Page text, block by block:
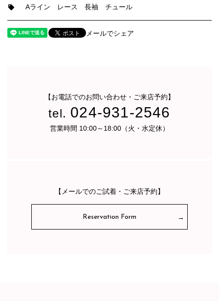
Aライン
レース 長袖 チュール
メールでシェア
【お電話でのお問い合わせ・ご来店予約】
tel. 024-931-2546
営業時間 10:00～18:00（火・水定休）
【メールでのご試着・ご来店予約】
Reservation Form